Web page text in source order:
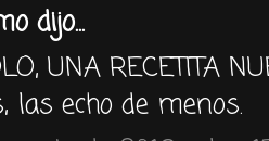
dijo...
UNA RECETITA
las echo de menos.